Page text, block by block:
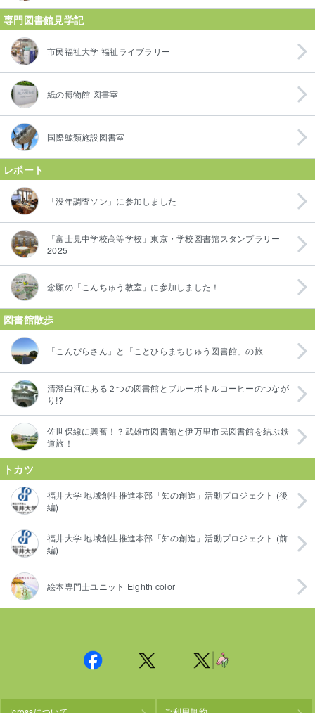
専門図書館見学記
市民福祉大学 福祉ライブラリー
紙の博物館 図書室
国際鯨類施設図書室
レポート
「没年調査ソン」に参加しました
「富士見中学校高等学校」東京・学校図書館スタンプラリー
2025
念願の「こんちゅう教室」に参加しました！
図書館散歩
「こんぴらさん」と「ことひらまちじゅう図書館」の旅
清澄白河にある２つの図書館とブルーボトルコーヒーのつなが
り!?
佐世保線に興奮！？武雄市図書館と伊万里市民図書館を結ぶ鉄
道旅！
トカツ
福井大学 地域創生推進本部「知の創造」活動プロジェクト (後
編)
福井大学 地域創生推進本部「知の創造」活動プロジェクト (前
編)
絵本専門士ユニット Eighth color